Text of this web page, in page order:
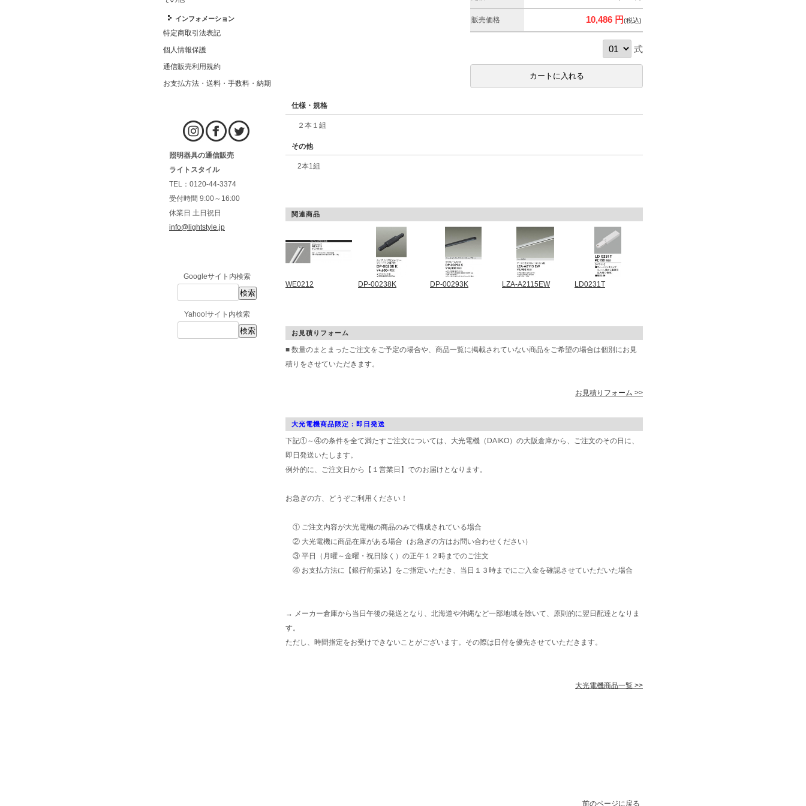
インフォメーション
特定商取引法表記
個人情報保護
通信販売利用規約
お支払方法・送料・手数料・納期
照明器具の通信販売
ライトスタイル
TEL：0120-44-3374
受付時間 9:00～16:00
休業日 土日祝日
info@lightstyle.jp
Googleサイト内検索
Yahoo!サイト内検索
販売価格 10,486 円(税込)
式
仕様・規格
２本１組
その他
2本1組
関連商品
WE0212 DP-00238K DP-00293K LZA-A2115EW LD0231T
お見積りフォーム
■ 数量のまとまったご注文をご予定の場合や、商品一覧に掲載されていない商品をご希望の場合は個別にお見
積りをさせていただきます。
お見積りフォーム >>
大光電機商品限定：即日発送
下記①～④の条件を全て満たすご注文については、大光電機（DAIKO）の大阪倉庫から、ご注文のその日に、
即日発送いたします。
例外的に、ご注文日から【１営業日】でのお届けとなります。
お急ぎの方、どうぞご利用ください！
① ご注文内容が大光電機の商品のみで構成されている場合
② 大光電機に商品在庫がある場合（お急ぎの方はお問い合わせください）
③ 平日（月曜～金曜・祝日除く）の正午１２時までのご注文
④ お支払方法に【銀行前振込】をご指定いただき、当日１３時までにご入金を確認させていただいた場合
→ メーカー倉庫から当日午後の発送となり、北海道や沖縄など一部地域を除いて、原則的に翌日配達となりま
す。
ただし、時間指定をお受けできないことがございます。その際は日付を優先させていただきます。
大光電機商品一覧 >>
前のページに戻る